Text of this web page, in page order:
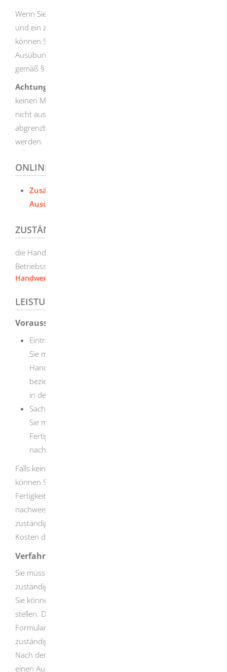
Wenn Sie bereits in der Handwerksrolle eingetragen sind
und ein zusätzliches Handwerk ausüben möchten,
können Sie unter bestimmten Voraussetzungen eine
Ausübungsberechtigung für ein zusätzliches Handwerk
gemäß § 7a der Handwerksordnung (HwO) beantragen.
Achtung:
keinen Meistertitel führen und im betreffenden Handwerk
nicht ausbilden. Sie kann auf technisch und wirtschaftlich
abgrenzbare Teiltätigkeiten eines Handwerks beschränkt
werden.
ONLINEANTRAG UND FORMULARE
Zusätzliches Handwerk -
Ausübungsberechtigung
ZUSTÄNDIGE STELLE
die Handwerkskammer, in deren Bezirk Ihre zukünftige
Betriebsstätte liegt
Handwerkskammer Ulm
LEISTUNGSDETAILS
Voraussetzungen
Eintragung in der Handwerksrolle
Sie müssen bereits mit einem zulassungspflichtigen
Handwerk als Inhaber oder Inhaberin
beziehungsweise Betriebsleiter oder Betriebsleiterin
in der Handwerksrolle eingetragen sein.
Sachkundenachweis
Sie müssen meisterähnliche Kenntnisse und
Fertigkeiten in dem betreffenden (Teil-) Handwerk
nachweisen.
Falls kein ausreichender Sachkundenachweis möglich ist,
können Sie die erforderlichen Kenntnisse und
Fertigkeiten in einer formlosen Sachkundeprüfung
nachweisen.
zuständigen Handwerkskammer beauftragt sein. Die
Kosten der Prüfung müssen Sie selbst tragen.
Verfahrensablauf
Sie müssen die Ausübungsberechtigung bei der
zuständigen Handwerkskammer schriftlich beantragen.
Sie können den Antrag in der Regel auch per E-Mail
stellen. Die Handwerkskammern stellen hierfür ein
Formular zu Verfügung, das Sie auf der Internetseite der
zuständigen Handwerkskammer herunterladen können.
Nach der Prüfung Ihrer Unterlagen erhalten Sie entweder
einen Ausübungsberechtigungs- oder einen